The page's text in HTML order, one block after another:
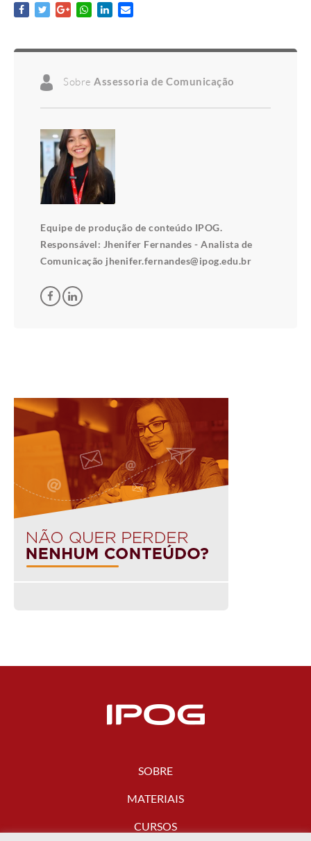
Sobre Assessoria de Comunicação
Equipe de produção de conteúdo IPOG.
Responsável: Jhenifer Fernandes - Analista de
Comunicação jhenifer.fernandes@ipog.edu.br
SOBRE
MATERIAIS
CURSOS